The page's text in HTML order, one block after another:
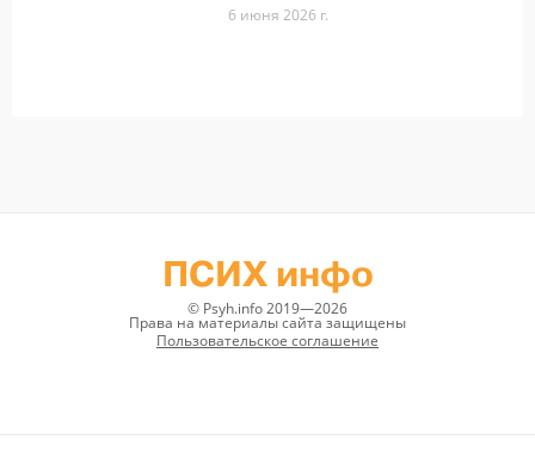
6 июня 2026 г.
ПСИХ инфо
© Psyh.info 2019—2026
Права на материалы сайта защищены
Пользовательское соглашение